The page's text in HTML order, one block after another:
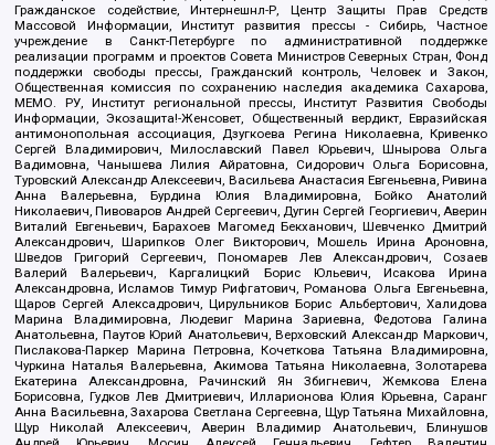
Гражданское содействие, Интернешнл-Р, Центр Защиты Прав Средств
Массовой Информации, Институт развития прессы - Сибирь, Частное
учреждение в Санкт-Петербурге по административной поддержке
реализации программ и проектов Совета Министров Северных Стран, Фонд
поддержки свободы прессы, Гражданский контроль, Человек и Закон,
Общественная комиссия по сохранению наследия академика Сахарова,
МЕМО. РУ, Институт региональной прессы, Институт Развития Свободы
Информации, Экозащита!-Женсовет, Общественный вердикт, Евразийская
антимонопольная ассоциация, Дзугкоева Регина Николаевна, Кривенко
Сергей Владимирович, Милославский Павел Юрьевич, Шнырова Ольга
Вадимовна, Чанышева Лилия Айратовна, Сидорович Ольга Борисовна,
Туровский Александр Алексеевич, Васильева Анастасия Евгеньевна, Ривина
Анна Валерьевна, Бурдина Юлия Владимировна, Бойко Анатолий
Николаевич, Пивоваров Андрей Сергеевич, Дугин Сергей Георгиевич, Аверин
Виталий Евгеньевич, Барахоев Магомед Бекханович, Шевченко Дмитрий
Александрович, Шарипков Олег Викторович, Мошель Ирина Ароновна,
Шведов Григорий Сергеевич, Пономарев Лев Александрович, Созаев
Валерий Валерьевич, Каргалицкий Борис Юльевич, Исакова Ирина
Александровна, Исламов Тимур Рифгатович, Романова Ольга Евгеньевна,
Щаров Сергей Алексадрович, Цирульников Борис Альбертович, Халидова
Марина Владимировна, Людевиг Марина Зариевна, Федотова Галина
Анатольевна, Паутов Юрий Анатольевич, Верховский Александр Маркович,
Пислакова-Паркер Марина Петровна, Кочеткова Татьяна Владимировна,
Чуркина Наталья Валерьевна, Акимова Татьяна Николаевна, Золотарева
Екатерина Александровна, Рачинский Ян Збигневич, Жемкова Елена
Борисовна, Гудков Лев Дмитриевич, Илларионова Юлия Юрьевна, Саранг
Анна Васильевна, Захарова Светлана Сергеевна, Щур Татьяна Михайловна,
Щур Николай Алексеевич, Аверин Владимир Анатольевич, Блинушов